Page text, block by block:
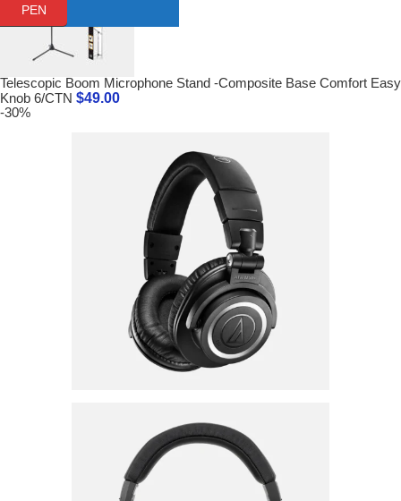
Telescopic Boom Microphone Stand -Composite Base Comfort Easy
Knob 6/CTN $49.00
-30%
PEN